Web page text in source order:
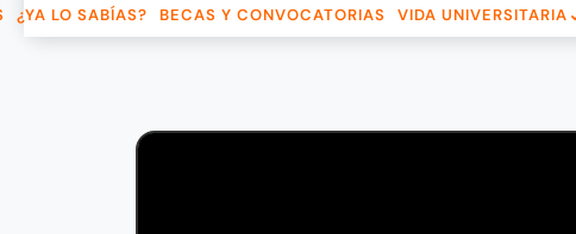
¿YA LO SABÍAS? BECAS Y CONVOCATORIAS VIDA UNIVERSITARIA